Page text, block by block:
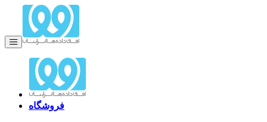
فروشگاه